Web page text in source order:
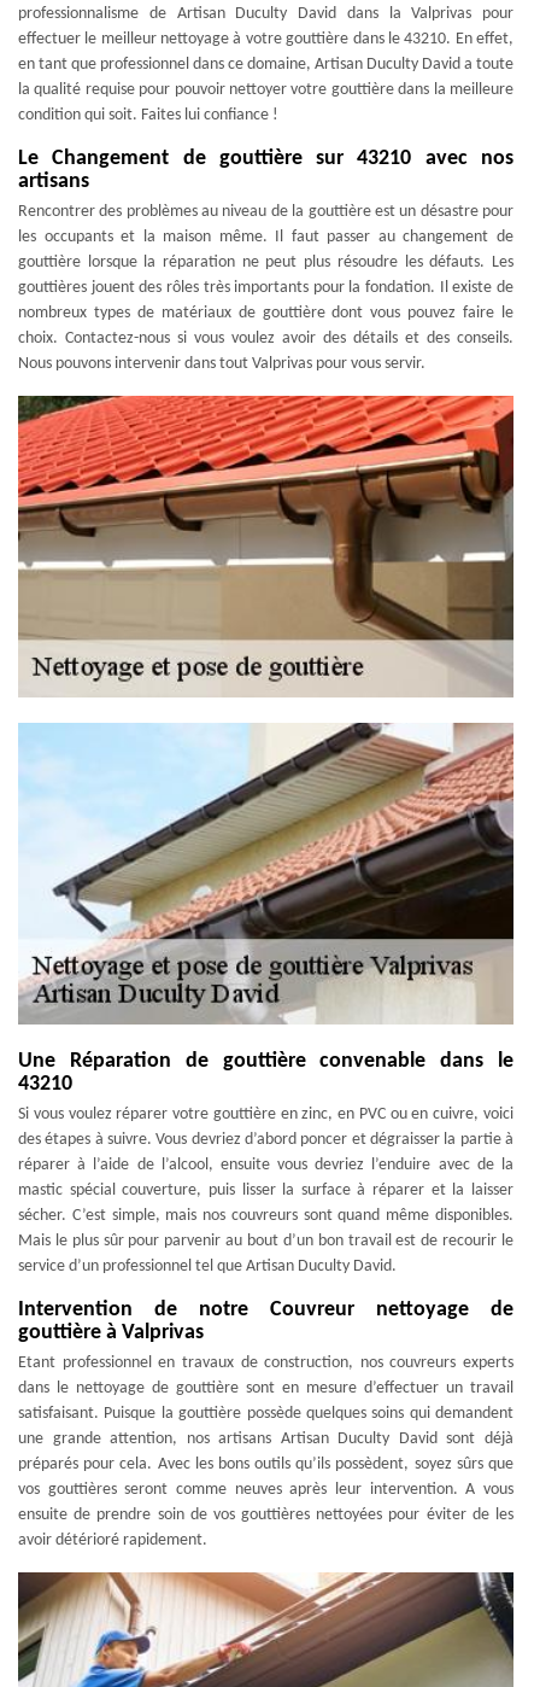
professionnalisme de Artisan Duculty David dans la Valprivas pour
effectuer le meilleur nettoyage à votre gouttière dans le 43210. En effet,
en tant que professionnel dans ce domaine, Artisan Duculty David a toute
la qualité requise pour pouvoir nettoyer votre gouttière dans la meilleure
condition qui soit. Faites lui confiance !
Le Changement de gouttière sur 43210 avec nos
artisans
Rencontrer des problèmes au niveau de la gouttière est un désastre pour
les occupants et la maison même. Il faut passer au changement de
gouttière lorsque la réparation ne peut plus résoudre les défauts. Les
gouttières jouent des rôles très importants pour la fondation. Il existe de
nombreux types de matériaux de gouttière dont vous pouvez faire le
choix. Contactez-nous si vous voulez avoir des détails et des conseils.
Nous pouvons intervenir dans tout Valprivas pour vous servir.
Une Réparation de gouttière convenable dans le
43210
Si vous voulez réparer votre gouttière en zinc, en PVC ou en cuivre, voici
des étapes à suivre. Vous devriez d’abord poncer et dégraisser la partie à
réparer à l’aide de l’alcool, ensuite vous devriez l’enduire avec de la
mastic spécial couverture, puis lisser la surface à réparer et la laisser
sécher. C’est simple, mais nos couvreurs sont quand même disponibles.
Mais le plus sûr pour parvenir au bout d’un bon travail est de recourir le
service d’un professionnel tel que Artisan Duculty David.
Intervention de notre Couvreur nettoyage de
gouttière à Valprivas
Etant professionnel en travaux de construction, nos couvreurs experts
dans le nettoyage de gouttière sont en mesure d’effectuer un travail
satisfaisant. Puisque la gouttière possède quelques soins qui demandent
une grande attention, nos artisans Artisan Duculty David sont déjà
préparés pour cela. Avec les bons outils qu’ils possèdent, soyez sûrs que
vos gouttières seront comme neuves après leur intervention. A vous
ensuite de prendre soin de vos gouttières nettoyées pour éviter de les
avoir détérioré rapidement.